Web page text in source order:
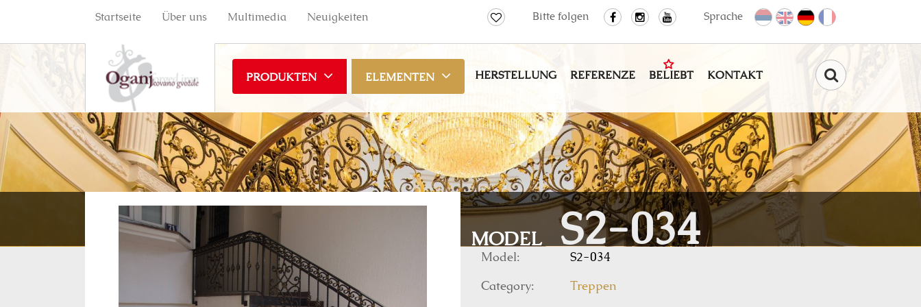
Sprache
Bitte folgen
Startseite Über uns Multimedia Neuigkeiten
PRODUKTEN ELEMENTEN HERSTELLUNG REFERENZE BELIEBT KONTAKT
MODEL S2-034
Model: S2-034
Category: Treppen